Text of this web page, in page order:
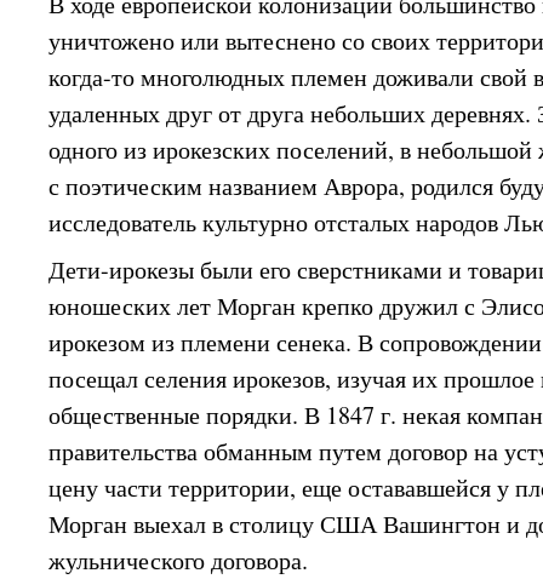
уничтожено или вытеснено со своих
когда-то многолюдных племен доживали свой
удаленных друг от друга небольших деревнях.
одного из ирокезских поселений, в
с поэтическим названием Аврора, родился
исследователь культурно отсталых народов
Дети-ирокезы были его сверстниками и
юношеских лет Морган крепко дружил с
ирокезом из племени сенека. В
посещал селения ирокезов, изучая их
общественные порядки. В 1847 г. некая
правительства обманным путем договор на
цену части территории, еще остававшейся у
Морган выехал в столицу США Вашингтон и
жульнического договора.